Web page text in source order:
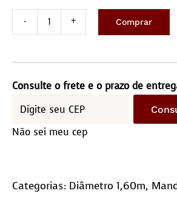
1,60
Diâmetro
quantidade
Comprar
Consulte o frete e o prazo de
Não sei meu cep
Categorias: Diâmetro 1,60m,